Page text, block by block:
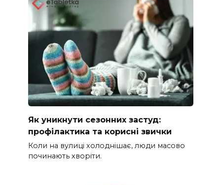
Як уникнути сезонних застуд:
профілактика та корисні звички
Коли на вулиці холоднішає, люди масово
починають хворіти.